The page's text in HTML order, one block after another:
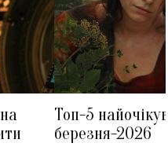
Топ-5
березня-2026